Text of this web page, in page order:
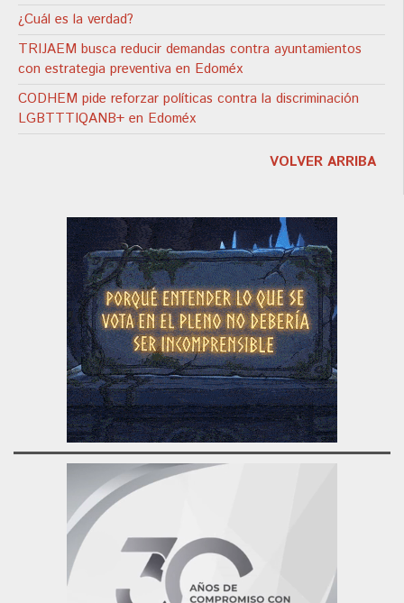
¿Cuál es la verdad?
TRIJAEM busca reducir demandas contra ayuntamientos
con estrategia preventiva en Edoméx
CODHEM pide reforzar políticas contra la discriminación
LGBTTTIQANB+ en Edoméx
VOLVER ARRIBA